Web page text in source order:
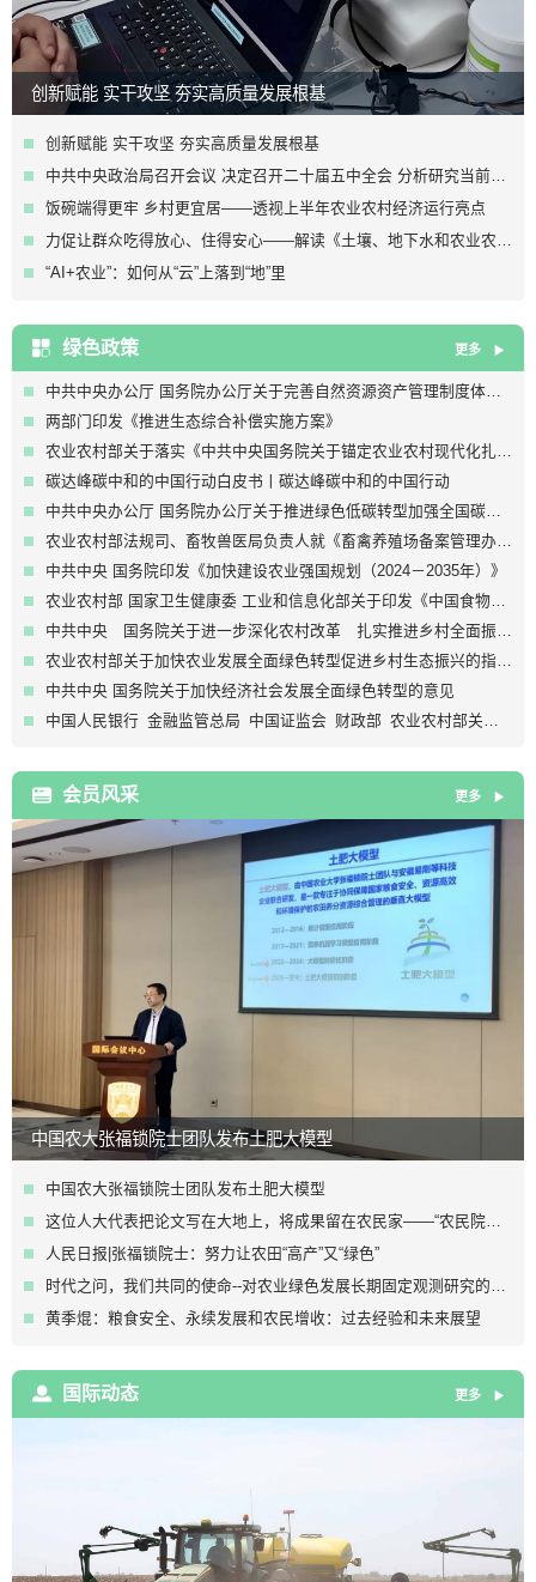
创新赋能 实干攻坚 夯实高质量发展根基
创新赋能 实干攻坚 夯实高质量发展根基
中共中央政治局召开会议 决定召开二十届五中全会 分析研究当前经济形势和经济工作 中共中央总书记习近平主持会议
饭碗端得更牢 乡村更宜居——透视上半年农业农村经济运行亮点
力促让群众吃得放心、住得安心——解读《土壤、地下水和农业农村生态环境保护“十五五”规划》
“AI+农业”：如何从“云”上落到“地”里
绿色政策 更多
中共中央办公厅 国务院办公厅关于完善自然资源资产管理制度体系的意见
两部门印发《推进生态综合补偿实施方案》
农业农村部关于落实《中共中央国务院关于锚定农业农村现代化扎实推进乡村全面振兴的意见》的实施意见
碳达峰碳中和的中国行动白皮书丨碳达峰碳中和的中国行动
中共中央办公厅 国务院办公厅关于推进绿色低碳转型加强全国碳市场建设的意见
农业农村部法规司、畜牧兽医局负责人就《畜禽养殖场备案管理办法》答记者问
中共中央 国务院印发《加快建设农业强国规划（2024－2035年）》
农业农村部 国家卫生健康委 工业和信息化部关于印发《中国食物与营养发展纲要（2025—2030年）》的通知
中共中央 国务院关于进一步深化农村改革 扎实推进乡村全面振兴的意见
农业农村部关于加快农业发展全面绿色转型促进乡村生态振兴的指导意见
中共中央 国务院关于加快经济社会发展全面绿色转型的意见
中国人民银行 金融监管总局 中国证监会 财政部 农业农村部关于开展学习运用“千万工程”经验加强金融支持乡村全面振兴专项行动的通知
会员风采 更多
中国农大张福锁院士团队发布土肥大模型
中国农大张福锁院士团队发布土肥大模型
这位人大代表把论文写在大地上，将成果留在农民家——“农民院士”张福锁
人民日报|张福锁院士：努力让农田“高产”又“绿色”
时代之问，我们共同的使命--对农业绿色发展长期固定观测研究的认识、实践与体会
黄季焜：粮食安全、永续发展和农民增收：过去经验和未来展望
国际动态 更多